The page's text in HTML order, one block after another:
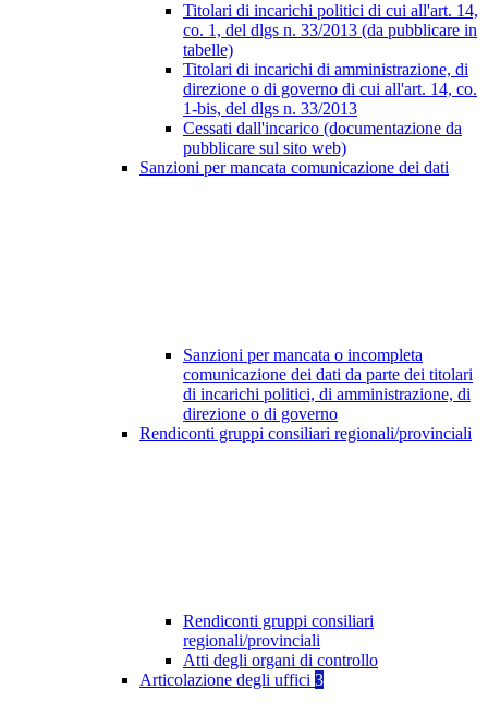
Titolari di incarichi politici di cui all'art. 14,
co. 1, del dlgs n. 33/2013 (da pubblicare in
tabelle)
Titolari di incarichi di amministrazione, di
direzione o di governo di cui all'art. 14, co.
1-bis, del dlgs n. 33/2013
Cessati dall'incarico (documentazione da
pubblicare sul sito web)
Sanzioni per mancata comunicazione dei dati
Sanzioni per mancata o incompleta
comunicazione dei dati da parte dei titolari
di incarichi politici, di amministrazione, di
direzione o di governo
Rendiconti gruppi consiliari regionali/provinciali
Rendiconti gruppi consiliari
regionali/provinciali
Atti degli organi di controllo
Articolazione degli uffici 3